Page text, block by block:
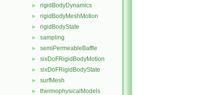
► rigidBodyDynamics
► rigidBodyMeshMotion
► rigidBodyState
► sampling
► semiPermeableBaffle
► sixDoFRigidBodyMotion
► sixDoFRigidBodyState
► surfMesh
► thermophysicalModels